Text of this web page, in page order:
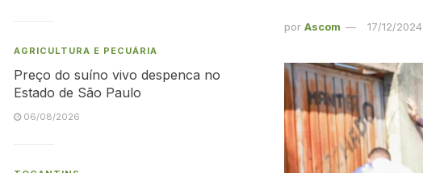
por Ascom 17/12/2024
AGRICULTURA E PECUÁRIA
Preço do suíno vivo despenca no
Estado de São Paulo
06/08/2026